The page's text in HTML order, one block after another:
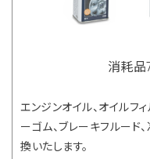
消耗品
エンジンオイル、オイルフ
ーゴム、ブレーキフルード
換いたします。